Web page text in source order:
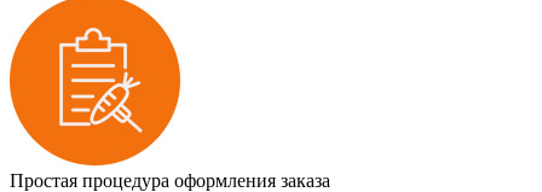
Простая процедура оформления заказа